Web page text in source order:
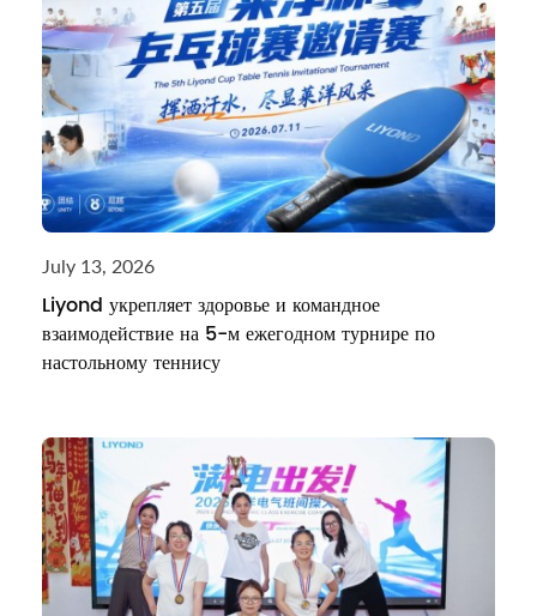
July 13, 2026
Liyond укрепляет здоровье и командное
взаимодействие на 5-м ежегодном турнире по
настольному теннису